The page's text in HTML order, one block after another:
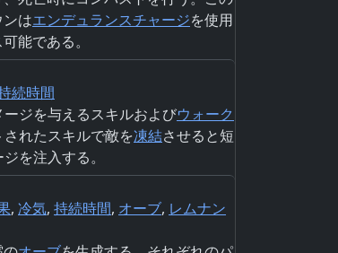
はエンデュランスチャージを使用
能である。
続時間
ジを与えるスキルおよびウォーク
れたスキルで敵を凍結させると短
を注入する。
, 冷気, 持続時間, オーブ, レムナン